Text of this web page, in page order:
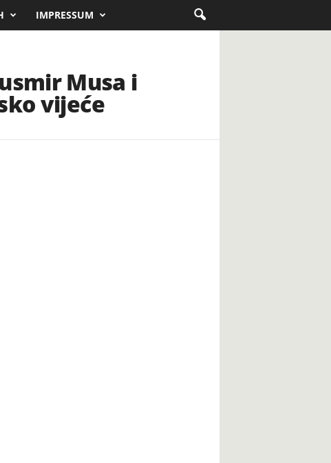
IMPRESSUM
Musa i
vijeće